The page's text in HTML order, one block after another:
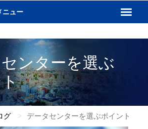
ンターを選ぶ
グ データセンターを選ぶポイント